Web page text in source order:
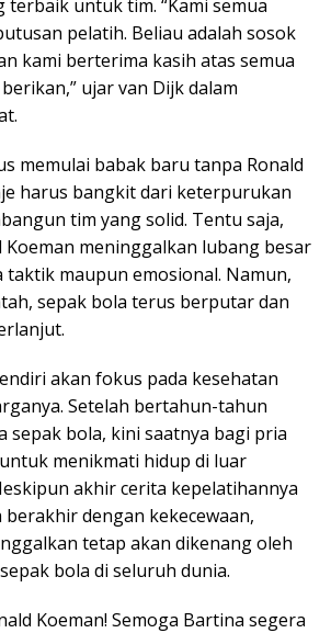
terbaik untuk tim. “Kami semua
pelatih. Beliau adalah sosok
kami berterima kasih atas semua
ujar van Dijk dalam
memulai babak baru tanpa Ronald
harus bangkit dari keterpurukan
tim yang solid. Tentu saja,
Koeman meninggalkan lubang besar
taktik maupun emosional. Namun,
sepak bola terus berputar dan
akan fokus pada kesehatan
Setelah bertahun-tahun
sepak bola, kini saatnya bagi pria
menikmati hidup di luar
akhir cerita kepelatihannya
berakhir dengan kekecewaan,
tetap akan dikenang oleh
bola di seluruh dunia.
Koeman! Semoga Bartina segera